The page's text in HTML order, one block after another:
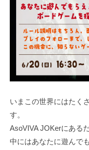
いまこの世界にはたく
す。
AsoVIVA JOKerにある
中にはあなたに遊んで